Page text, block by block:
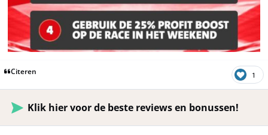
Citeren 1
Klik hier voor de beste reviews en bonussen!